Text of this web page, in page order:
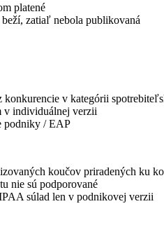
platené
zatiaľ nebola publikovaná
v kategórii
v individuálnej verzii
podniky / EAP
koučov priradených ku
nie sú podporované
súlad len v podnikovej verzii